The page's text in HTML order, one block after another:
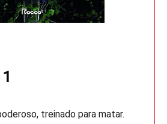
treinado para matar.